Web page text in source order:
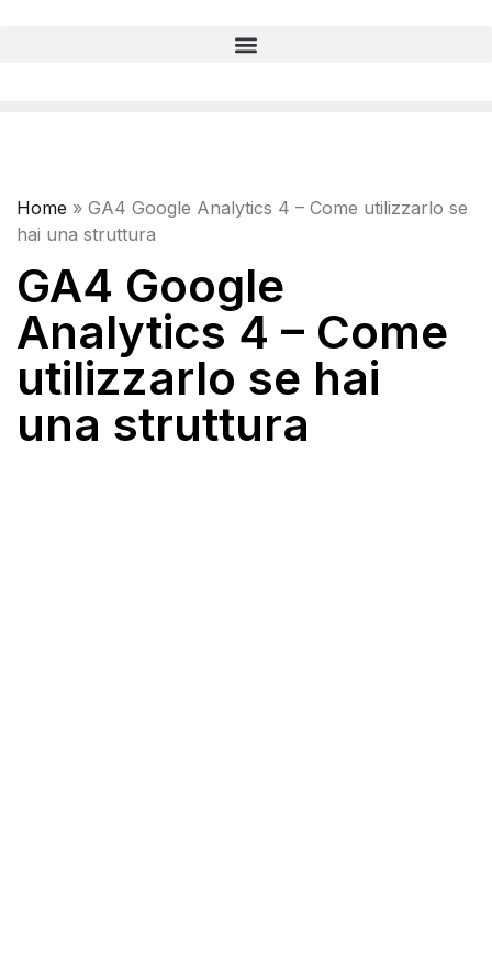
Home » GA4 Google Analytics 4 – Come utilizzarlo se
hai una struttura
GA4 Google
Analytics 4 – Come
utilizzarlo se hai
una struttura